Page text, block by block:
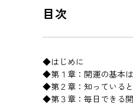
目次
◆はじめに
◆第１章：開運の基本
◆第２章：知っている
◆第３章：毎日できる